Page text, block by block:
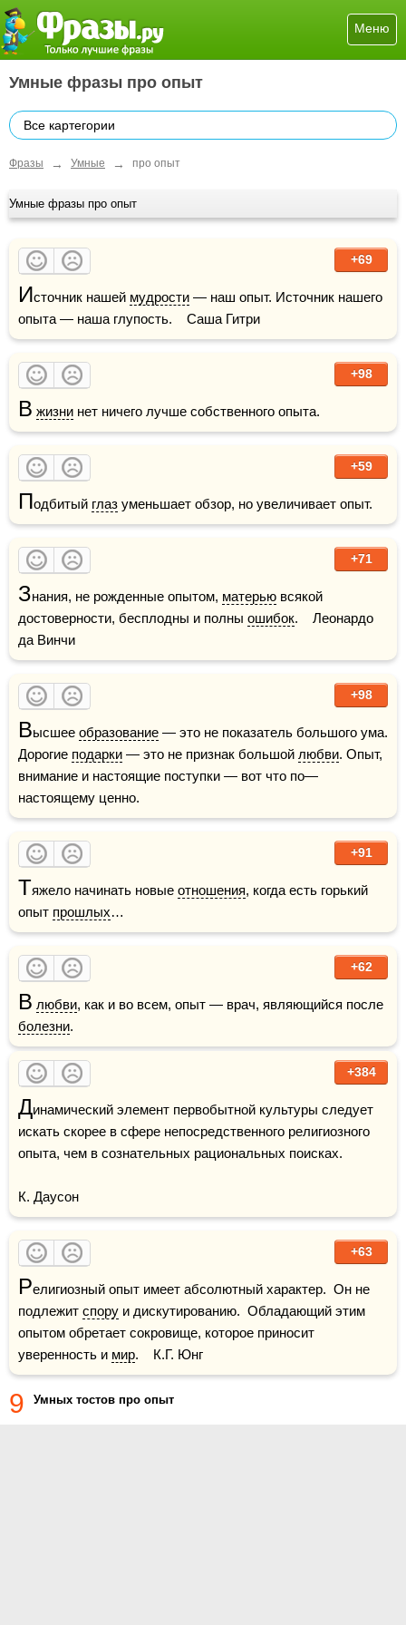
Меню
Умные фразы про опыт
Все картегории
Фразы → Умные → про опыт
Умные фразы про опыт
+69
Источник нашей мудрости — наш опыт. Источник нашего
опыта — наша глупость.    Саша Гитри
+98
В жизни нет ничего лучше собственного опыта.
+59
Подбитый глаз уменьшает обзор, но увеличивает опыт.
+71
Знания, не рожденные опытом, матерью всякой
достоверности, бесплодны и полны ошибок.    Леонардо
да Винчи
+98
Высшее образование — это не показатель большого ума.
Дорогие подарки — это не признак большой любви. Опыт,
внимание и настоящие поступки — вот что по—
настоящему ценно.
+91
Тяжело начинать новые отношения, когда есть горький
опыт прошлых…
+62
В любви
болезни.
+384
Динамический элемент первобытной культуры следует
искать скорее в сфере непосредственного религиозного
опыта, чем в сознательных рациональных поисках.
К. Даусон
+63
Религиозный опыт имеет абсолютный характер.  Он не
подлежит спору и дискутированию.  Обладающий этим
опытом обретает сокровище, которое приносит
уверенность и мир.    К.Г. Юнг
9 Умных тостов про опыт